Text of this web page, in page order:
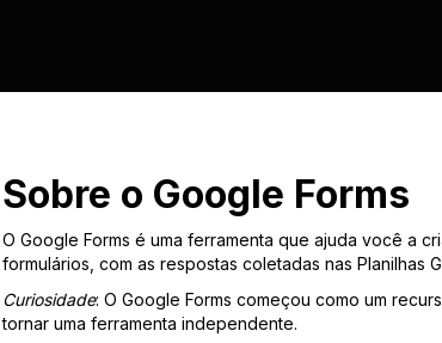
Sobre o Google Forms
O Google Forms é uma ferramenta que ajuda você a
formulários, com as respostas coletadas nas Planilhas
Curiosidade: O Google Forms começou como um
tornar uma ferramenta independente.